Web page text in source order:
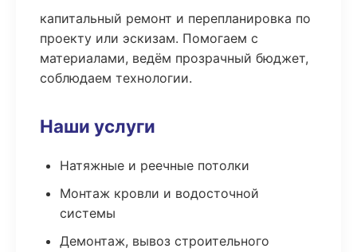
капитальный ремонт и перепланировка по
проекту или эскизам. Помогаем с
материалами, ведём прозрачный бюджет,
соблюдаем технологии.
Наши услуги
Натяжные и реечные потолки
Монтаж кровли и водосточной
системы
Демонтаж, вывоз строительного